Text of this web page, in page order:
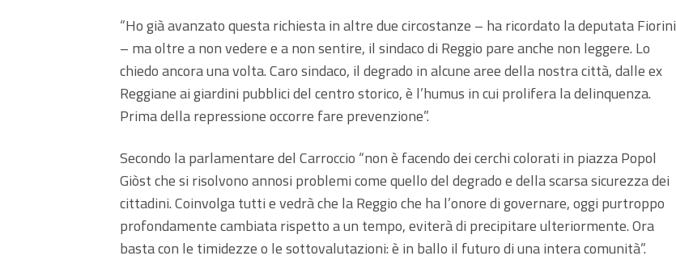
“Ho già avanzato questa richiesta in altre due circostanze – ha ricordato la deputata Fiorini
– ma oltre a non vedere e a non sentire, il sindaco di Reggio pare anche non leggere. Lo
chiedo ancora una volta. Caro sindaco, il degrado in alcune aree della nostra città, dalle ex
Reggiane ai giardini pubblici del centro storico, è l’humus in cui prolifera la delinquenza.
Prima della repressione occorre fare prevenzione”.
Secondo la parlamentare del Carroccio “non è facendo dei cerchi colorati in piazza Popol
Giòst che si risolvono annosi problemi come quello del degrado e della scarsa sicurezza dei
cittadini. Coinvolga tutti e vedrà che la Reggio che ha l’onore di governare, oggi purtroppo
profondamente cambiata rispetto a un tempo, eviterà di precipitare ulteriormente. Ora
basta con le timidezze o le sottovalutazioni: è in ballo il futuro di una intera comunità”.